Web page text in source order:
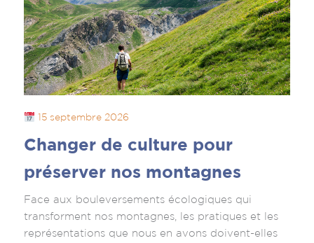
15 septembre 2026
Changer de culture pour
préserver nos montagnes
Face aux bouleversements écologiques qui
transforment nos montagnes, les pratiques et les
représentations que nous en avons doivent-elles